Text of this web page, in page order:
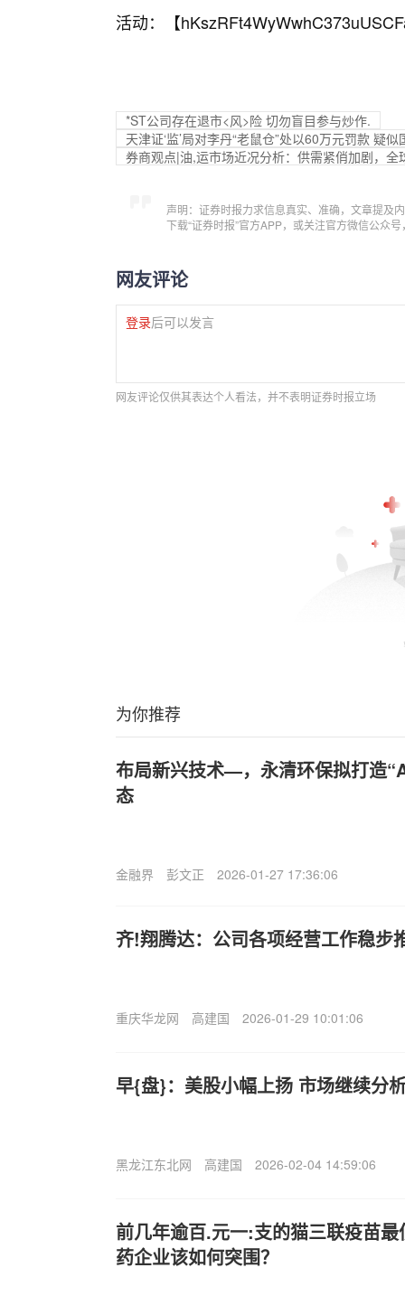
活动：【
*ST公司存在退市<风>险 切勿盲目参与炒作.
天津证‘监’局对李丹“老鼠仓”处以60万元罚款 疑
券商观点|油,运市场近况分析：供需紧俏加剧，
声明：证券时报力求信息真实、准确，文章提及
下载“证券时报”官方APP，或关注官方微信公众
网友评论
登录后可以发言
网友评论仅供其表达个人看法，并不表明证券时报立场
为你推荐
布局新兴技术—，永清环保拟打造
态
金融界 彭文正 2026-01-27 17:36:06
齐!翔腾达：公司各项经营工作稳步
重庆华龙网 高建国 2026-01-29 10:01:06
早{盘}：美股小幅上扬 市场继续分
黑龙江东北网 高建国 2026-02-04 14:59:06
前几年逾百.元一:支的猫三联疫苗
药企业该如何突围？